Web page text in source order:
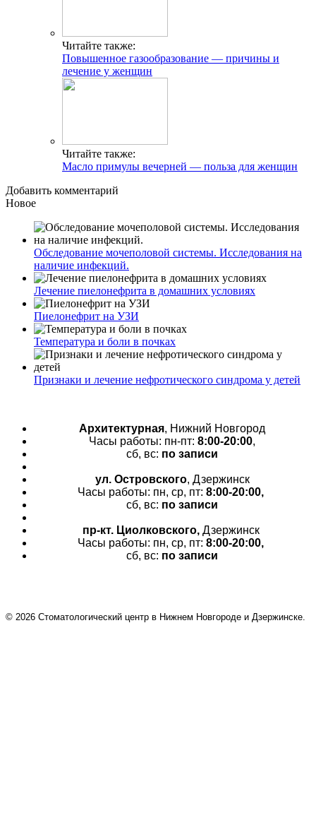
Читайте также:
Повышенное газообразование — причины и
лечение у женщин
Читайте также:
Масло примулы вечерней — польза для женщин
Добавить комментарий
Новое
Обследование мочеполовой системы. Исследования на
наличие инфекций.
Лечение пиелонефрита в домашних условиях
Пиелонефрит на УЗИ
Температура и боли в почках
Признаки и лечение нефротического синдрома у детей
Архитектурная, Нижний Новгород
Часы работы: пн-пт: 8:00-20:00,
сб, вс: по записи
ул. Островского, Дзержинск
Часы работы: пн, ср, пт: 8:00-20:00,
сб, вс: по записи
пр-кт. Циолковского, Дзержинск
Часы работы: пн, ср, пт: 8:00-20:00,
сб, вс: по записи
© 2026 Cтоматологический центр в Нижнем Новгороде и Дзержинске.